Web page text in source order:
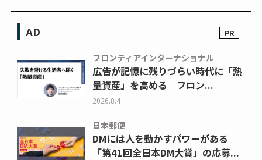
AD
フロンティアインターナショナル
広告が記憶に残りづらい時代に「熱
量資産」を高める フロン...
2026.8.4
日本郵便
DMには人を動かすパワーがある
「第41回全日本DM大賞」の応募...